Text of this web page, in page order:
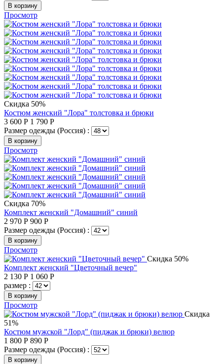
В корзину
Просмотр
Скидка 50%
Костюм женский "Лора" толстовка и брюки
3 600 Р 1 790 Р
Размер одежды (Россия) :
В корзину
Просмотр
Скидка 70%
Комплект женский "Домашний" синий
2 970 Р 900 Р
Размер одежды (Россия) :
В корзину
Просмотр
Скидка 50%
Комплект женский "Цветочный вечер"
2 130 Р 1 060 Р
размер :
В корзину
Просмотр
Скидка
51%
Костюм мужской "Лорд" (пиджак и брюки) велюр
1 800 Р 890 Р
Размер одежды (Россия) :
В корзину